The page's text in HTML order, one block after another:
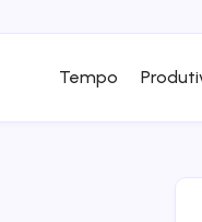
Tempo